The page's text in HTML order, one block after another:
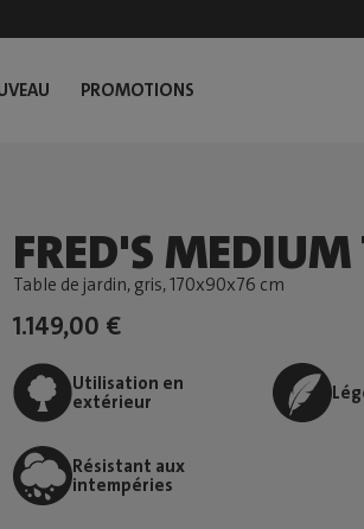
PROMOTIONS
FRED'S MEDIUM
Table de jardin, gris, 170x90x76 cm
1.149,00 €
Utilisation en
extérieur
Résistant aux
intempéries